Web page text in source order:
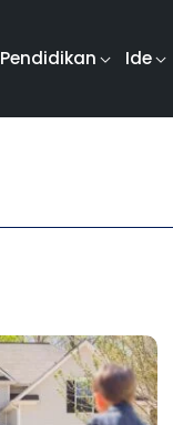
Pendidikan Ide